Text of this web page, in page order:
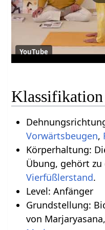
YouTube
Vorwärtsbeugen,
Körperhaltung:
Übung, gehört zu
Vierfüßlerstand.
Level: Anfänger
Grundstellung:
von Marjaryasana,